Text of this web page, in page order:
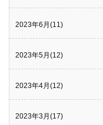
2023年6月(11)
2023年5月(12)
2023年4月(12)
2023年3月(17)